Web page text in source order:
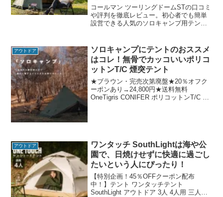
コールマン ツーリングドームSTの口コミ
や評判を徹底レビュー。初心者でも簡単
設営できる人気のソロキャンプ用テント
キャンプ用テント選びで迷っている方必
見です。
アウトドア
ソロキャンプにテントのおススメ
はコレ！無骨でカッコいいポリコ
ットンT/C 煙突テント
★ブラウン・完売次第廃盤★20％オフク
ーポンあり→24,800円★送料無料
OneTigris CONIFER ポリコットンT/C 煙
アウトドア
ワンタッチ SouthLightは海や公
園で、日焼けせずに快適に過ごし
たいという人にぴったり！
【特別企画！45％OFFクーポン配布
中！】テント ワンタッチテント
SouthLight アウトドア 3人 4人用 三人用